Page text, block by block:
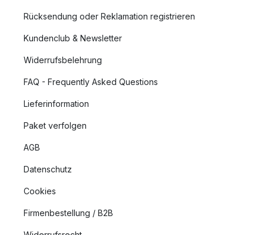
Rücksendung oder Reklamation registrieren
Kundenclub & Newsletter
Widerrufsbelehrung
FAQ - Frequently Asked Questions
Lieferinformation
Paket verfolgen
AGB
Datenschutz
Cookies
Firmenbestellung / B2B